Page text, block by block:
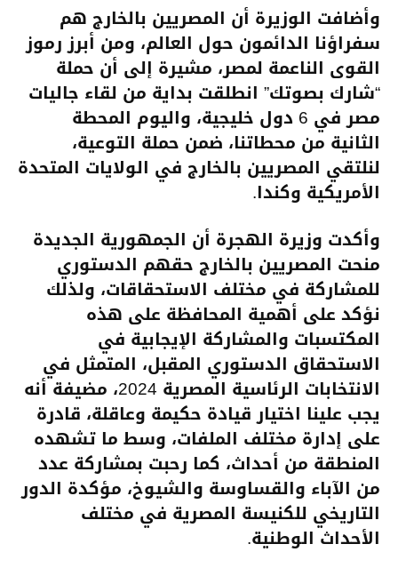
وأضافت الوزيرة أن المصريين بالخارج هم
سفراؤنا الدائمون حول العالم، ومن أبرز رموز
القوى الناعمة لمصر، مشيرة إلى أن حملة
“شارك بصوتك” انطلقت بداية من لقاء جاليات
مصر في 6 دول خليجية، واليوم المحطة
الثانية من محطاتنا، ضمن حملة التوعية،
لنلتقي المصريين بالخارج في الولايات المتحدة
الأمريكية وكندا.
وأكدت وزيرة الهجرة أن الجمهورية الجديدة
منحت المصريين بالخارج حقهم الدستوري
للمشاركة في مختلف الاستحقاقات، ولذلك
نؤكد على أهمية المحافظة على هذه
المكتسبات والمشاركة الإيجابية في
الاستحقاق الدستوري المقبل، المتمثل في
الانتخابات الرئاسية المصرية 2024، مضيفة أنه
يجب علينا اختيار قيادة حكيمة وعاقلة، قادرة
على إدارة مختلف الملفات، وسط ما تشهده
المنطقة من أحداث، كما رحبت بمشاركة عدد
من الآباء والقساوسة والشيوخ، مؤكدة الدور
التاريخي للكنيسة المصرية في مختلف
الأحداث الوطنية.